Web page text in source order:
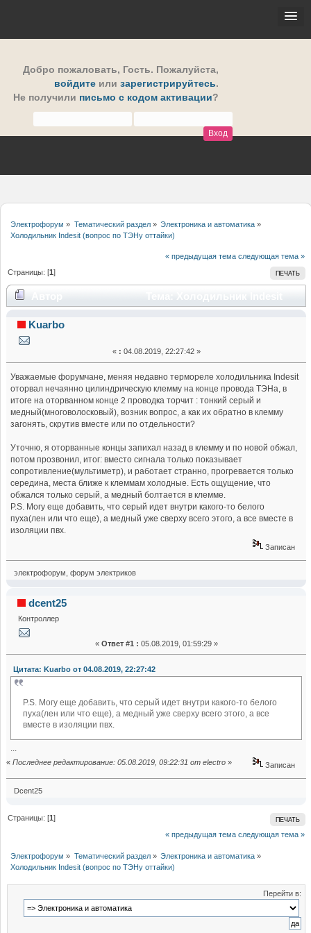
Добро пожаловать, Гость. Пожалуйста,
войдите или зарегистрируйтесь.
Не получили письмо с кодом активации?
Электрофорум » Тематический раздел» Электроника и автоматика»
Холодильник Indesit (вопрос по ТЭНу оттайки)
« предыдущая тема следующая тема »
ПЕЧАТЬ
Страницы: [1]
(вопрос по ТЭНу оттайки) (Прочитано 24037 раз)
Kuarbo
« : 04.08.2019, 22:27:42 »
Уважаемые форумчане, меняя недавно термореле холодильника Indesit
оторвал нечаянно цилиндрическую клемму на конце провода ТЭНа, в
итоге на оторванном конце 2 проводка торчит : тонкий серый и
медный(многоволосковый), возник вопрос, а как их обратно в клемму
загонять, скрутив вместе или по отдельности?
Уточню, я оторванные концы запихал назад в клемму и по новой обжал,
потом прозвонил, итог: вместо сигнала только показывает
сопротивление(мультиметр), и работает странно, прогревается только
середина, места ближе к клеммам холодные. Есть ощущение, что
обжался только серый, а медный болтается в клемме.
P.S. Могу еще добавить, что серый идет внутри какого-то белого
пуха(лен или что еще), а медный уже сверху всего этого, а все вместе в
изоляции пвх.
Записан
электрофорум, форум электриков
dcent25
Контроллер
« Ответ #1 : 05.08.2019, 01:59:29 »
Цитата: Kuarbo от 04.08.2019, 22:27:42
P.S. Могу еще добавить, что серый идет внутри какого-то белого
пуха(лен или что еще), а медный уже сверху всего этого, а все
вместе в изоляции пвх.
...
« Последнее редактирование: 05.08.2019, 09:22:31 от electro » Записан
Dcent25
ПЕЧАТЬ
Страницы: [1]
« предыдущая тема следующая тема »
Электрофорум » Тематический раздел» Электроника и автоматика»
Холодильник Indesit (вопрос по ТЭНу оттайки)
Перейти в: